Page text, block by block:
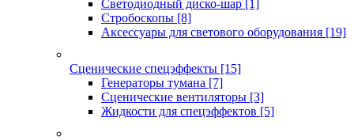
Светодиодный диско-шар [1]
Стробоскопы [8]
Аксессуары для светового оборудования [19]
Сценические спецэффекты [15]
Генераторы тумана [7]
Сценические вентиляторы [3]
Жидкости для спецэффектов [5]